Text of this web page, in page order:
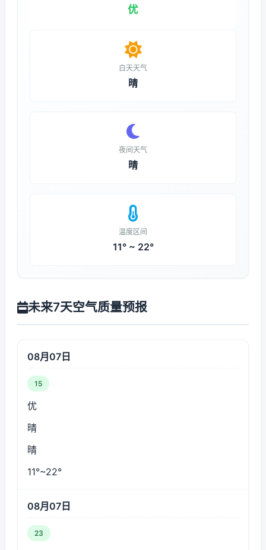
优
白天天气
晴
夜间天气
晴
温度区间
11° ~ 22°
未来7天空气质量预报
08月07日
15
优
晴
晴
11°~22°
08月07日
23